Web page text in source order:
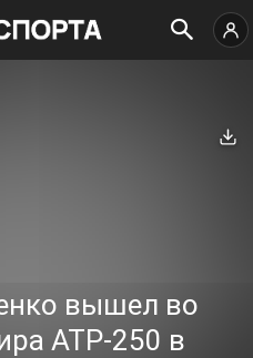
вышел во
ATP-250 в